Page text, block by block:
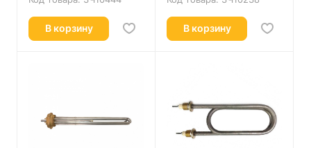
В корзину В корзину